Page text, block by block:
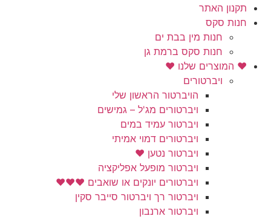
תקנון האתר
חנות סקס
חנות מין בבת ים
חנות סקס ברמת גן
❤️ המוצרים שלנו ❤️
ויברטורים
הויברטור הראשון שלי
ויברטורים מג'ל – גמישים
ויברטור עמיד במים
ויברטורים דמוי אמיתי
ויברטור נטען ❤️
ויברטור מופעל אפליקציה
ויברטורים יונקים או שואבים ❤️❤️❤️
ויברטור רך ויברטור סייבר סקין
ויברטור ארנבון